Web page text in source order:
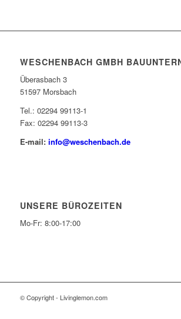
WESCHENBACH GMBH
Überasbach 3
51597 Morsbach
Tel.: 02294 99113-1
Fax: 02294 99113-3
E-mail: info@weschenbach.de
UNSERE BÜROZEITEN
Mo-Fr: 8:00-17:00
© Copyright - Livinglemon.com